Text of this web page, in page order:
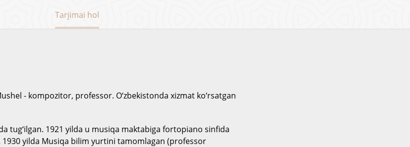
Tarjimai hol
- kompozitor, professor. O‘zbekistonda xizmat ko‘rsatgan
tug‘ilgan. 1921 yilda u musiqa maktabiga fortopiano sinfida
1930 yilda Musiqa bilim yurtini tamomlagan (professor